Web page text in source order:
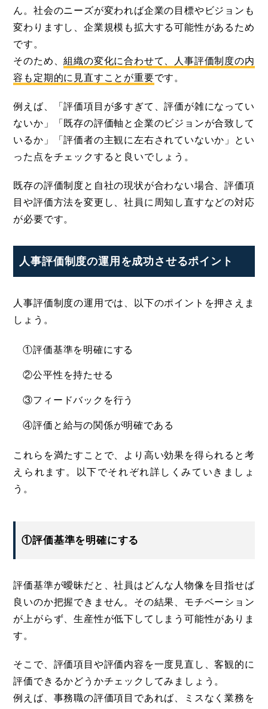
ん。社会のニーズが変われば企業の目標やビジョンも
変わりますし、企業規模も拡大する可能性があるため
です。
そのため、組織の変化に合わせて、人事評価制度の内
容も定期的に見直すことが重要です。
例えば、「評価項目が多すぎて、評価が雑になってい
ないか」「既存の評価軸と企業のビジョンが合致して
いるか」「評価者の主観に左右されていないか」とい
った点をチェックすると良いでしょう。
既存の評価制度と自社の現状が合わない場合、評価項
目や評価方法を変更し、社員に周知し直すなどの対応
が必要です。
人事評価制度の運用を成功させるポイント
人事評価制度の運用では、以下のポイントを押さえま
しょう。
①評価基準を明確にする
②公平性を持たせる
③フィードバックを行う
④評価と給与の関係が明確である
これらを満たすことで、より高い効果を得られると考
えられます。以下でそれぞれ詳しくみていきましょ
う。
①評価基準を明確にする
評価基準が曖昧だと、社員はどんな人物像を目指せば
良いのか把握できません。その結果、モチベーション
が上がらず、生産性が低下してしまう可能性がありま
す。
そこで、評価項目や評価内容を一度見直し、客観的に
評価できるかどうかチェックしてみましょう。
例えば、事務職の評価項目であれば、ミスなく業務を